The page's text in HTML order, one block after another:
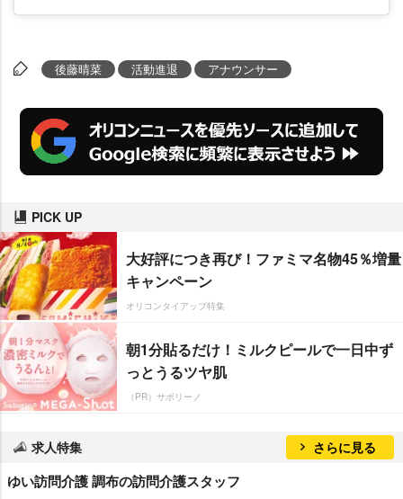
後藤晴菜 活動進退 アナウンサー
PICK UP
大好評につき再び！ファミマ名物45％増量
キャンペーン
オリコンタイアップ特集
朝1分貼るだけ！ミルクピールで一日中ず
っとうるツヤ肌
（PR）サボリーノ
求人特集 さらに見る
ゆい訪問介護 調布の訪問介護スタッフ